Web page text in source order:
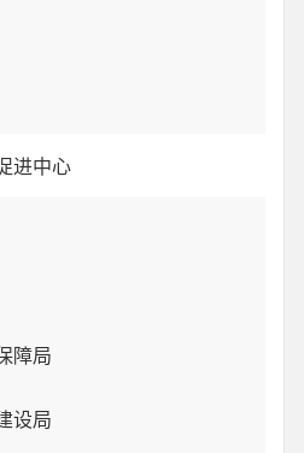
进中心
障局
设局